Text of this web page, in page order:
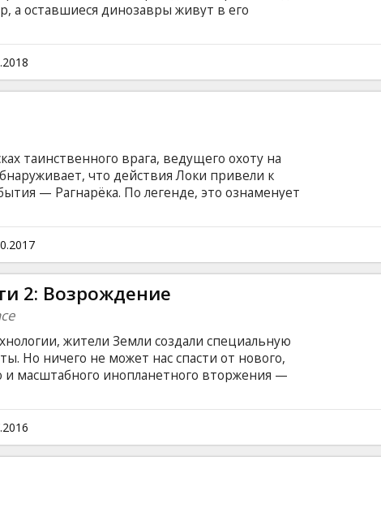
а оставшиеся динозавры живут в его
и Клэр (Брайс Даллас Ховард) организуют
эвакуировать последних динозавров с
Нублара. Оуэн хочет найти свою бывшую
а в Клэр крепнет глубокая привязанность к
целью этой миссии.
таинственного врага, ведущего охоту на
что действия Локи привели к
— Рагнарёка. По легенде, это ознаменует
Тору предстоит прибегнуть к помощи своего
столкнуться лицом к лицу со
целью которого является
на английском языке с субтитрами на
в формате 2D и 3D.
2: Возрождение
жители Земли создали специальную
Но ничего не может нас спасти от нового,
масштабного инопланетного вторжения —
на английском языке с субтитрами на
в формате 2D и 3D.